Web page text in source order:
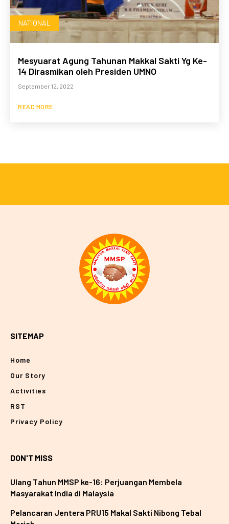
NATIONAL
Mesyuarat Agung Tahunan Makkal Sakti Yg Ke-
14 Dirasmikan oleh Presiden UMNO
September 12, 2022
READ MORE
SITEMAP
Home
Our Story
Activities
RST
Privacy Policy
DON'T MISS
Ulang Tahun MMSP ke-16: Perjuangan Membela
Masyarakat India di Malaysia
Pelancaran Jentera PRU15 Makal Sakti Nibong Tebal